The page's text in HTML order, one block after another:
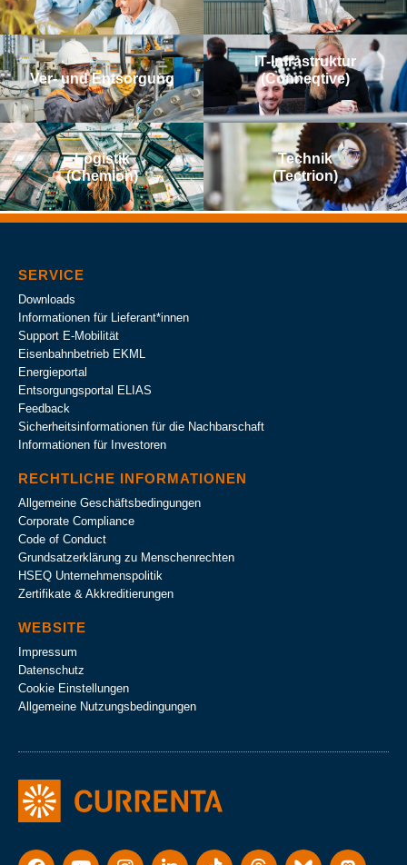
Ver- und Entsorgung
IT-Infrastruktur
(Conneqtive)
Logistik
(Chemion)
Technik
(Tectrion)
SERVICE
Downloads
Informationen für Lieferant*innen
Support E-Mobilität
Eisenbahnbetrieb EKML
Energieportal
Entsorgungsportal ELIAS
Feedback
Sicherheitsinformationen für die Nachbarschaft
Informationen für Investoren
RECHTLICHE INFORMATIONEN
Allgemeine Geschäftsbedingungen
Corporate Compliance
Code of Conduct
Grundsatzerklärung zu Menschenrechten
HSEQ Unternehmens­politik
Zertifikate & Akkreditierungen
WEBSITE
Impressum
Datenschutz
Cookie Einstellungen
Allgemeine Nutzungsbedingungen